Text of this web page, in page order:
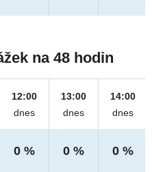
na 48 hodin
12:00
dnes
0 %
13:00
dnes
0 %
14:00
dnes
0 %